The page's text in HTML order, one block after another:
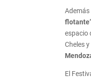
flotante’
espacio
Cheles
El